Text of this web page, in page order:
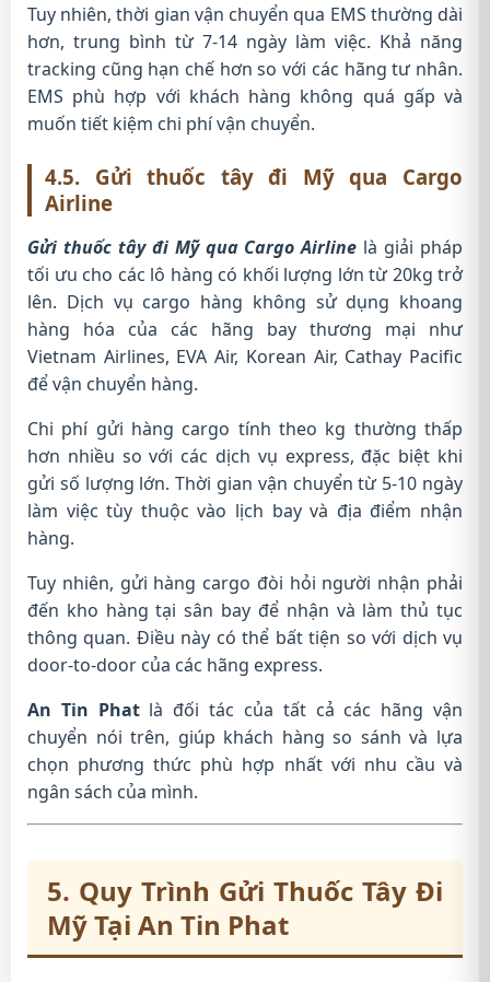
Tuy nhiên, thời gian vận chuyển qua EMS thường dài
hơn, trung bình từ 7-14 ngày làm việc. Khả năng
tracking cũng hạn chế hơn so với các hãng tư nhân.
EMS phù hợp với khách hàng không quá gấp và
muốn tiết kiệm chi phí vận chuyển.
4.5. Gửi thuốc tây đi Mỹ qua Cargo
Airline
Gửi thuốc tây đi Mỹ qua Cargo Airline là giải pháp
tối ưu cho các lô hàng có khối lượng lớn từ 20kg trở
lên. Dịch vụ cargo hàng không sử dụng khoang
hàng hóa của các hãng bay thương mại như
Vietnam Airlines, EVA Air, Korean Air, Cathay Pacific
để vận chuyển hàng.
Chi phí gửi hàng cargo tính theo kg thường thấp
hơn nhiều so với các dịch vụ express, đặc biệt khi
gửi số lượng lớn. Thời gian vận chuyển từ 5-10 ngày
làm việc tùy thuộc vào lịch bay và địa điểm nhận
hàng.
Tuy nhiên, gửi hàng cargo đòi hỏi người nhận phải
đến kho hàng tại sân bay để nhận và làm thủ tục
thông quan. Điều này có thể bất tiện so với dịch vụ
door-to-door của các hãng express.
An Tin Phatlà đối tác của tất cả các hãng vận
chuyển nói trên, giúp khách hàng so sánh và lựa
chọn phương thức phù hợp nhất với nhu cầu và
ngân sách của mình.
5. Quy Trình Gửi Thuốc Tây Đi
Mỹ Tại An Tin Phat